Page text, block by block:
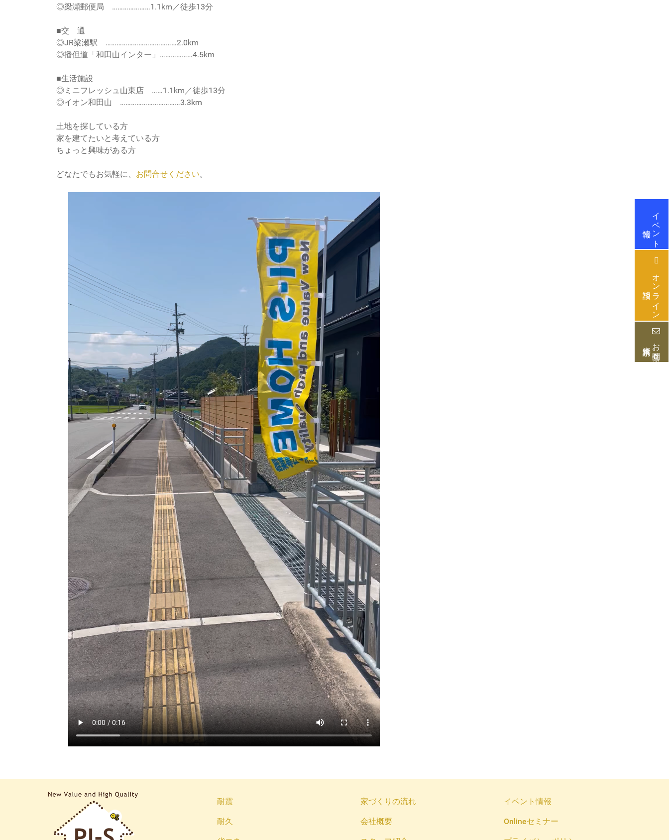
◎梁瀬郵便局 …………………1.1km／徒歩13分
■交 通
◎JR梁瀬駅 …………………………………2.0km
◎播但道「和田山インター」………………4.5km
■生活施設
◎ミニフレッシュ山東店 ……1.1km／徒歩13分
◎イオン和田山 ……………………………3.3km
土地を探している方
家を建てたいと考えている方
ちょっと興味がある方
どなたでもお気軽に、 お問合せください。
耐震
耐久
家づくりの流れ
会社概要
イベント情報
Onlineセミナー
イベント
オンライン
お問合せ・